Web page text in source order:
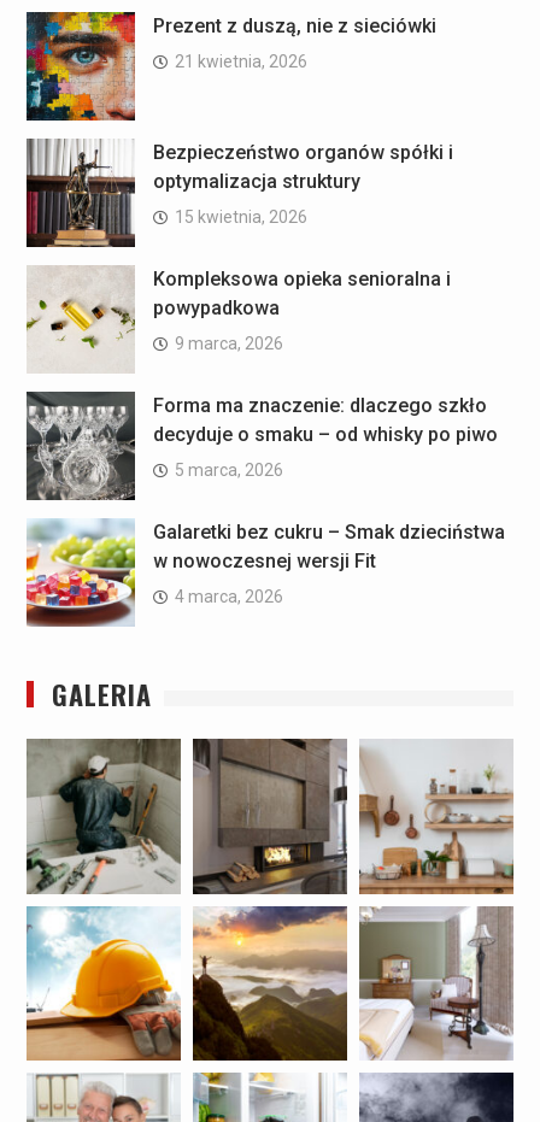
Prezent z duszą, nie z sieciówki
21 kwietnia, 2026
Bezpieczeństwo organów spółki i
optymalizacja struktury
15 kwietnia, 2026
Kompleksowa opieka senioralna i
powypadkowa
9 marca, 2026
Forma ma znaczenie: dlaczego szkło
decyduje o smaku – od whisky po piwo
5 marca, 2026
Galaretki bez cukru – Smak dzieciństwa
w nowoczesnej wersji Fit
4 marca, 2026
GALERIA